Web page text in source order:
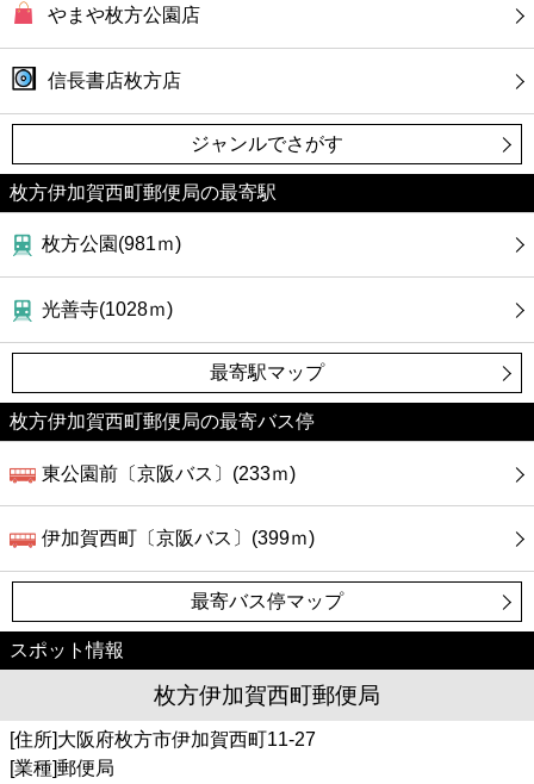
やまや枚方公園店
信長書店枚方店
ジャンルでさがす
枚方伊加賀西町郵便局の最寄駅
枚方公園(981ｍ)
光善寺(1028ｍ)
最寄駅マップ
枚方伊加賀西町郵便局の最寄バス停
東公園前〔京阪バス〕(233ｍ)
伊加賀西町〔京阪バス〕(399ｍ)
最寄バス停マップ
スポット情報
枚方伊加賀西町郵便局
[住所]大阪府枚方市伊加賀西町11-27
[業種]郵便局